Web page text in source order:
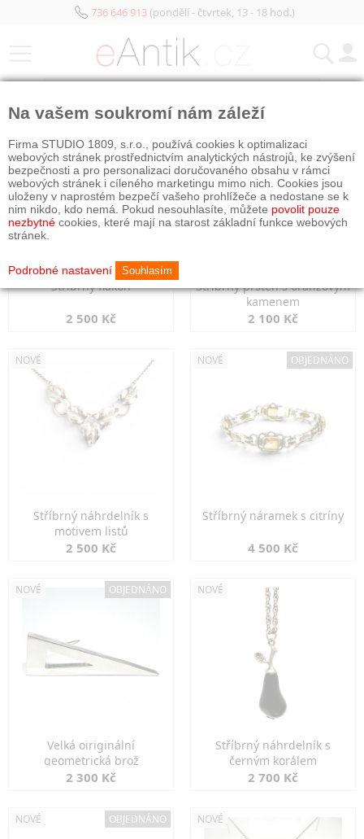
736 646 913(pondělí - čtvrtek, 13 - 18 hod.)
Stříbrný flakon
2 500 Kč
Stříbrný prsten s oranžovým
kamenem
2 100 Kč
NOVÉ
Stříbrný náhrdelník s
motivem listů
2 500 Kč
NOVÉ OBJEDNÁNO
Stříbrný náramek s citríny
4 500 Kč
NOVÉ OBJEDNÁNO
Velká oiriginální
geometrická brož
2 300 Kč
NOVÉ
Stříbrný náhrdelník s
černým korálem
2 700 Kč
NOVÉ OBJEDNÁNO NOVÉ
Na vašem soukromí nám záleží
Firma STUDIO 1809, s.r.o., používá cookies k optimalizaci
webových stránek prostřednictvím analytických nástrojů, ke zvýšení
bezpečnosti a pro personalizaci doručovaného obsahu v rámci
webových stránek i cíleného marketingu mimo nich. Cookies jsou
uloženy v naprostém bezpečí vašeho prohlížeče a nedostane se k
nim nikdo, kdo nemá. Pokud nesouhlasíte, můžete povolit pouze
nezbytné cookies, které mají na starost základní funkce webových
stránek.
Podrobné nastavení Souhlasím